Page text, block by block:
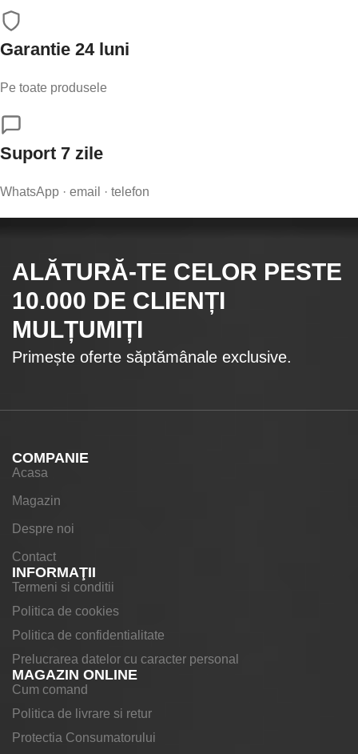
Garantie 24 luni
Pe toate produsele
Suport 7 zile
WhatsApp · email · telefon
ALĂTURĂ-TE CELOR PESTE
10.000 DE CLIENȚI
MULȚUMIȚI
Primește oferte săptămânale exclusive.
COMPANIE
Acasa
Magazin
Despre noi
Contact
INFORMAŢII
Termeni si conditii
Politica de cookies
Politica de confidentialitate
Prelucrarea datelor cu caracter personal
MAGAZIN ONLINE
Cum comand
Politica de livrare si retur
Protectia Consumatorului